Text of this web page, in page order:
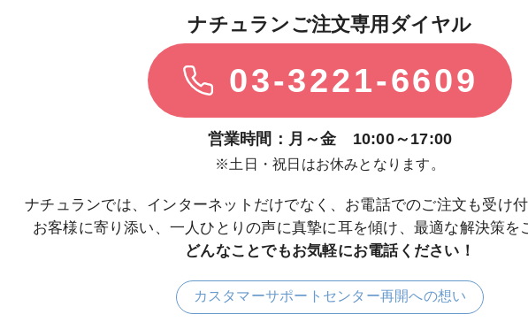
ナチュランご注文専用ダイヤル
03-3221-6609
営業時間：月～金 10:00～17:00
※土日・祝日はお休みとなります。
ナチュランでは、インターネットだけでなく、お電話でのご注文も受け
お客様に寄り添い、一人ひとりの声に真摯に耳を傾け、最適な解決策を
どんなことでもお気軽にお電話ください！
カスタマーサポートセンター再開への想い